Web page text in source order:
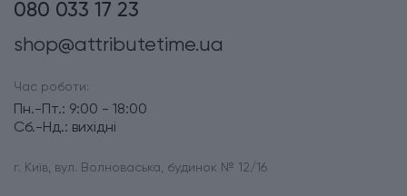
080 033 17 23
shop@attributetime.ua
Час роботи:
Пн.-Пт.: 9:00 - 18:00
Сб.-Нд.: вихідні
г. Київ, вул. Волноваська, будинок № 12/16